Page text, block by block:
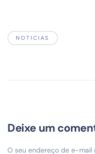
NOTICIAS
Deixe um
O seu endereço de e-mail